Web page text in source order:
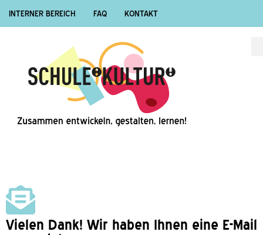
INTERNER BEREICH FAQ KONTAKT
Vielen Dank! Wir haben Ihnen eine E-Mail